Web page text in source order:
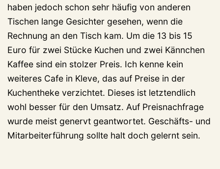
haben jedoch schon sehr häufig von anderen
Tischen lange Gesichter gesehen, wenn die
Rechnung an den Tisch kam. Um die 13 bis 15
Euro für zwei Stücke Kuchen und zwei Kännchen
Kaffee sind ein stolzer Preis. Ich kenne kein
weiteres Cafe in Kleve, das auf Preise in der
Kuchentheke verzichtet. Dieses ist letztendlich
wohl besser für den Umsatz. Auf Preisnachfrage
wurde meist genervt geantwortet. Geschäfts- und
Mitarbeiterführung sollte halt doch gelernt sein.